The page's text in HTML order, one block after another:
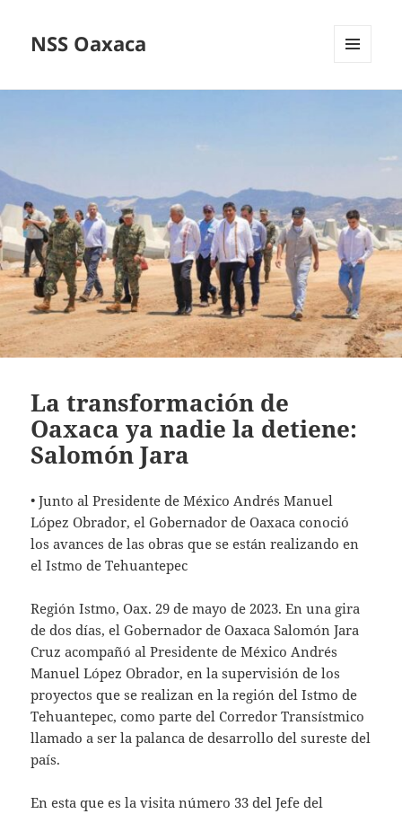
NSS Oaxaca
La transformación de
Oaxaca ya nadie la detiene:
Salomón Jara
• Junto al Presidente de México Andrés Manuel
López Obrador, el Gobernador de Oaxaca conoció
los avances de las obras que se están realizando en
el Istmo de Tehuantepec
Región Istmo, Oax. 29 de mayo de 2023. En una gira
de dos días, el Gobernador de Oaxaca Salomón Jara
Cruz acompañó al Presidente de México Andrés
Manuel López Obrador, en la supervisión de los
proyectos que se realizan en la región del Istmo de
Tehuantepec, como parte del Corredor Transístmico
llamado a ser la palanca de desarrollo del sureste del
país.
En esta que es la visita número 33 del Jefe del